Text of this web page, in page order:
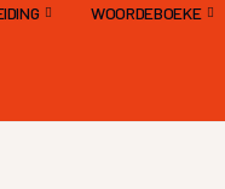
WOORDEBOEKE